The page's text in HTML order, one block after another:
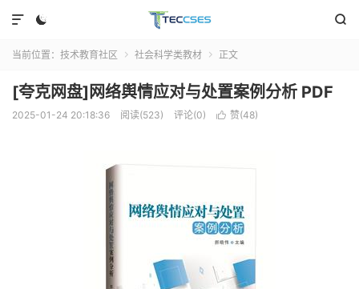
 

当前位置： 技术教育社区  社会科学类教材  正文
[夸克网盘]网络舆情应对与处置案例分析 PDF
2025-01-24 20:18:36 阅读(523) 评论(0)  赞(48)